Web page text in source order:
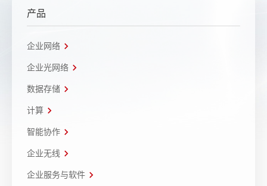
产品
企业网络
企业光网络
数据存储
计算
智能协作
企业无线
企业服务与软件